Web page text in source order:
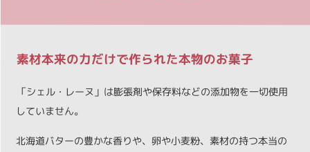
素材本来の力だけで作られた本物のお菓子
「シェル・レーヌ」は膨張剤や保存料などの添加物を一切使用
していません。
北海道バターの豊かな香りや、卵や小麦粉、素材の持つ本当の